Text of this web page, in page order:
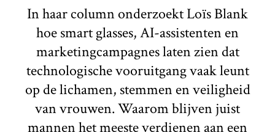
In haar column onderzoekt Loïs Blank
hoe smart glasses, AI-assistenten en
marketingcampagnes laten zien dat
technologische vooruitgang vaak leunt
op de lichamen, stemmen en veiligheid
van vrouwen. Waarom blijven juist
mannen het meeste verdienen aan een